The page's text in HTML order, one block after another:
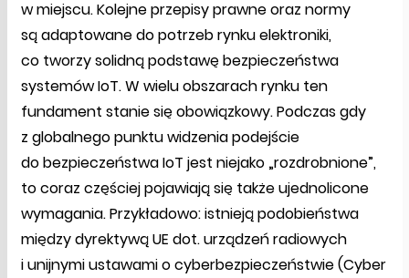
w miejscu. Kolejne przepisy prawne oraz normy
są adaptowane do potrzeb rynku elektroniki,
co tworzy solidną podstawę bezpieczeństwa
systemów IoT. W wielu obszarach rynku ten
fundament stanie się obowiązkowy. Podczas gdy
z globalnego punktu widzenia podejście
do bezpieczeństwa IoT jest niejako „rozdrobnione”,
to coraz częściej pojawiają się także ujednolicone
wymagania. Przykładowo: istnieją podobieństwa
między dyrektywą UE dot. urządzeń radiowych
i unijnymi ustawami o cyberbezpieczeństwie (Cyber